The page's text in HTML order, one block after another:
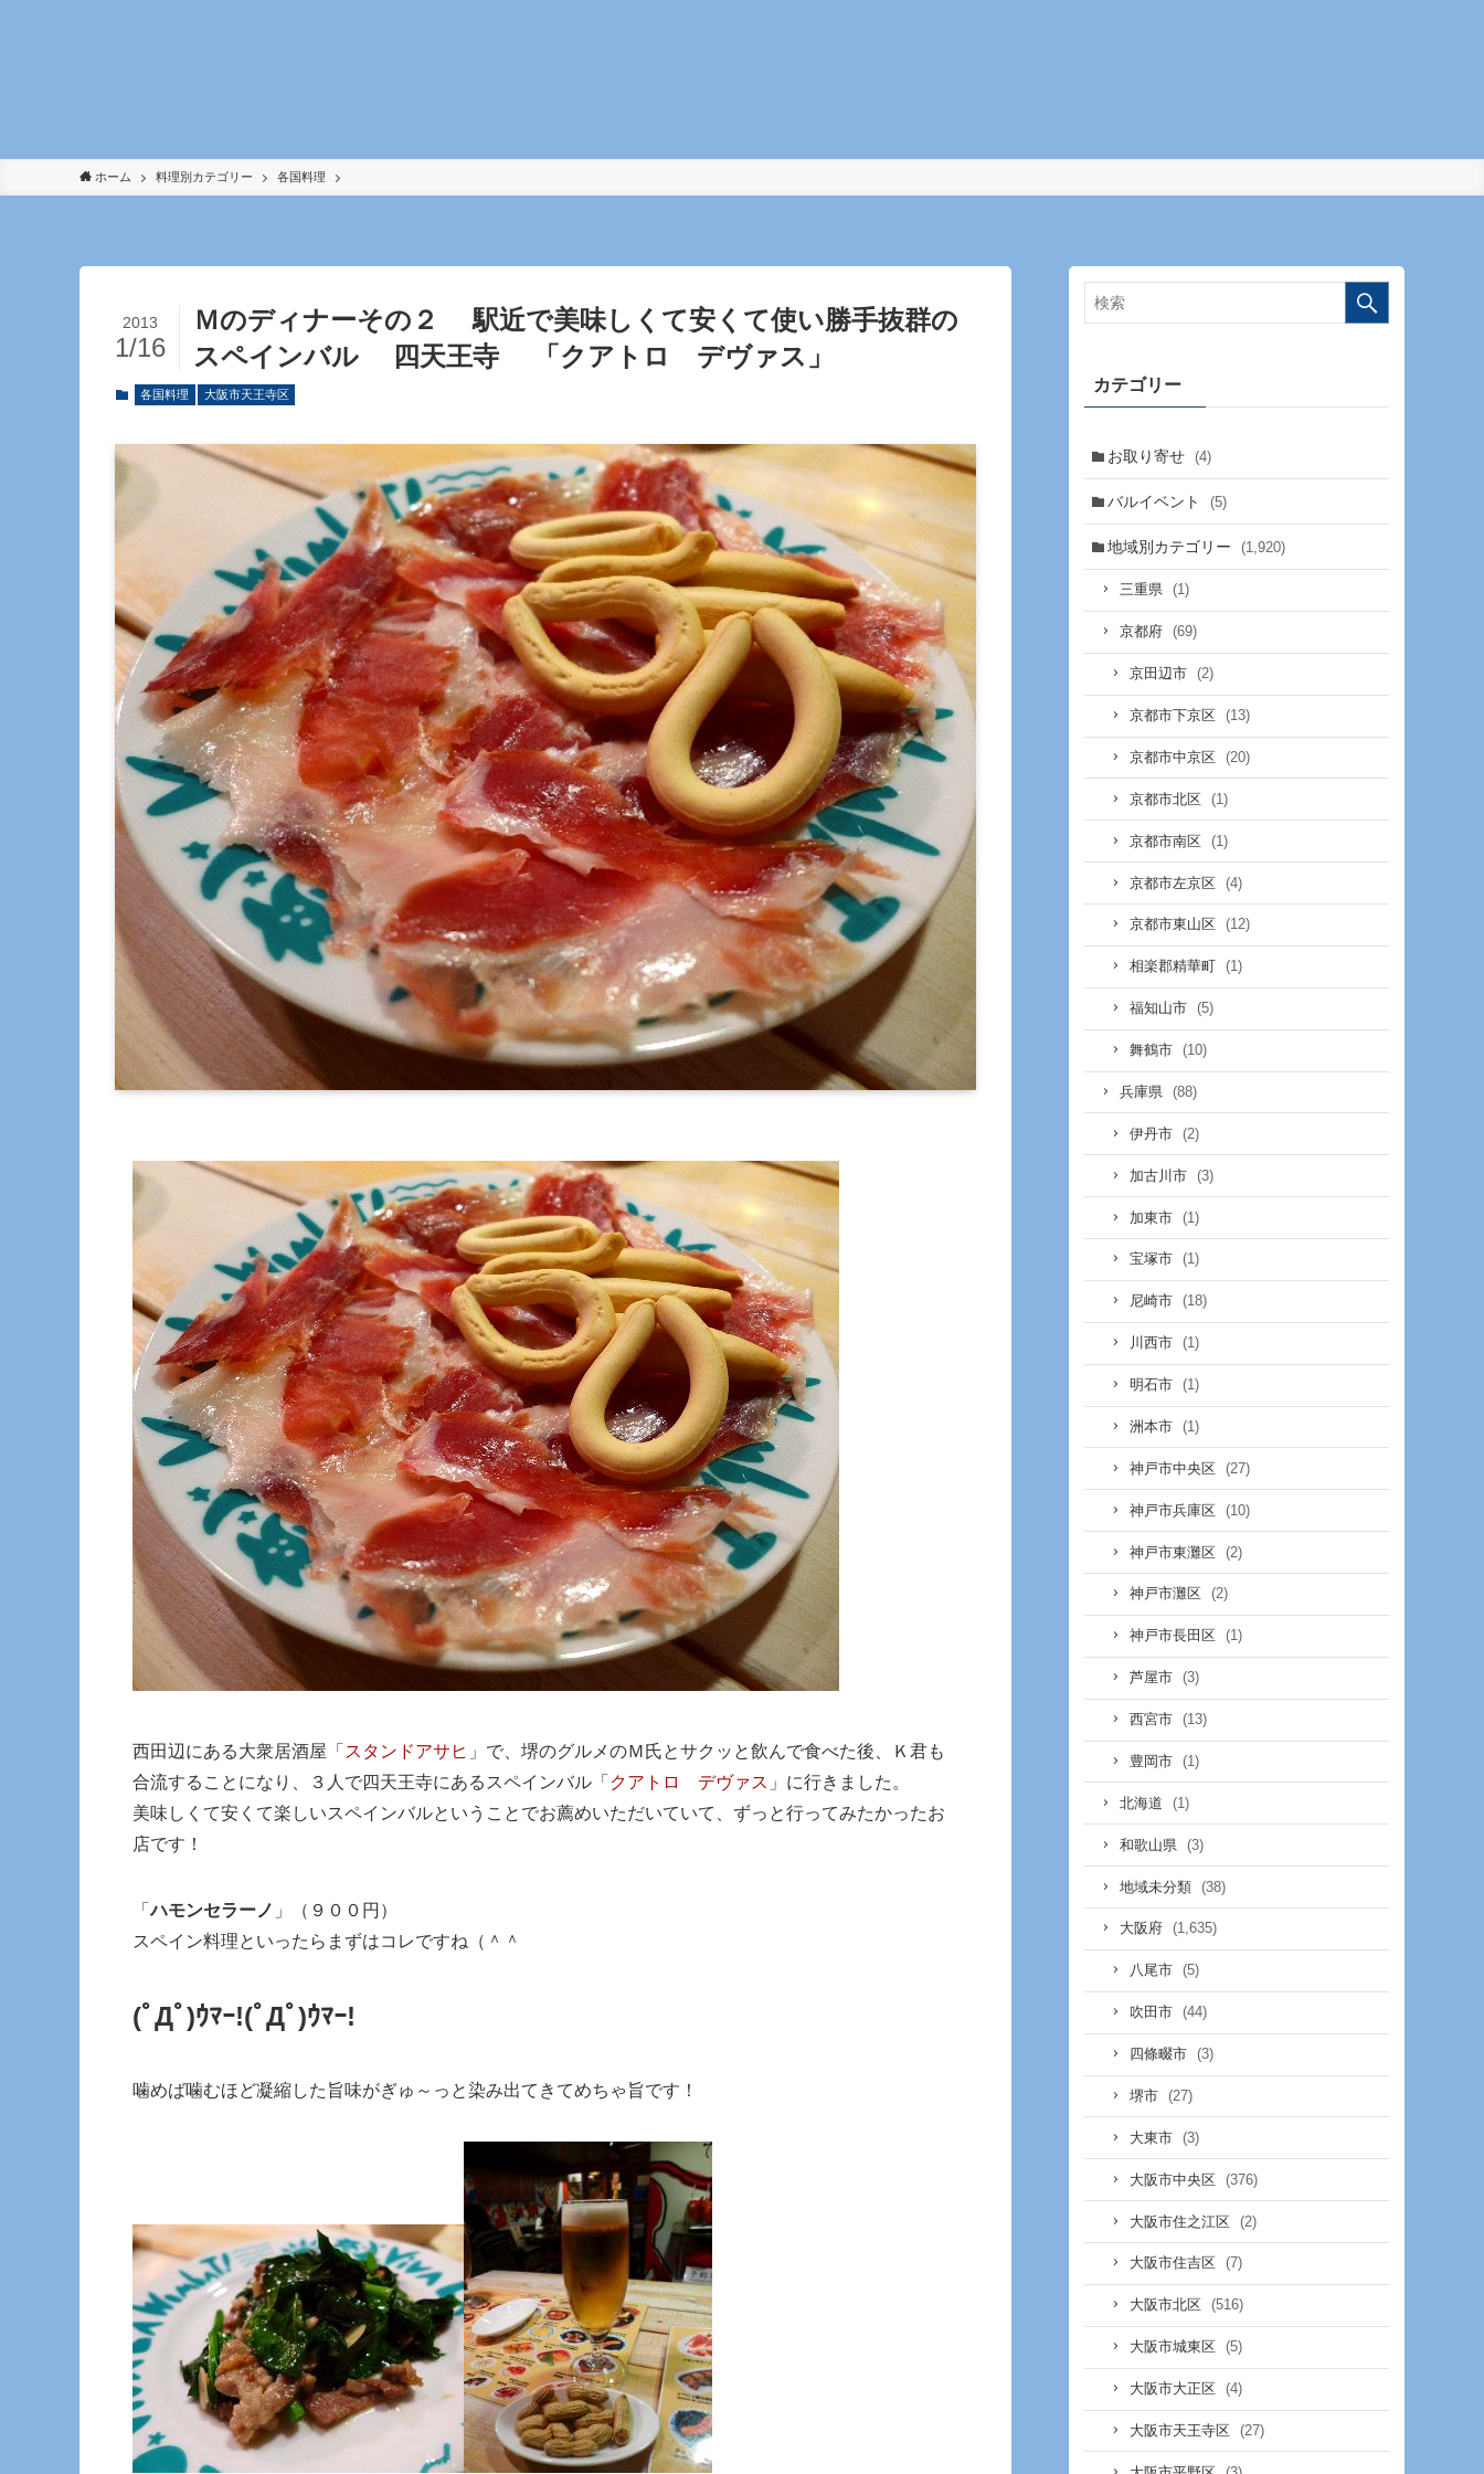
ホーム 料理別カテゴリー 各国料理
Ｍのディナーその２ 駅近で美味しくて安くて使い勝手抜群の
スペインバル 四天王寺 「クアトロ デヴァス」
2013
1/16
各国料理 大阪市天王寺区
西田辺にある大衆居酒屋「 スタンドアサヒ 」で、堺のグルメのＭ氏とサクッと飲んで食べた後、Ｋ君も
合流することになり、３人で四天王寺にあるスペインバル「 クアトロ デヴァス 」に行きました。
美味しくて安くて楽しいスペインバルということでお薦めいただいていて、ずっと行ってみたかったお
店です！
「ハモンセラーノ 」（９００円）
スペイン料理といったらまずはコレですね（＾＾
(ﾟДﾟ)ｳﾏｰ!(ﾟДﾟ)ｳﾏｰ!
噛めば噛むほど凝縮した旨味がぎゅ～っと染み出てきてめちゃ旨です！
カテゴリー
お取り寄せ (4)
バルイベント (5)
地域別カテゴリー (1,920)
三重県 (1)
京都府 (69)
京田辺市 (2)
京都市下京区 (13)
京都市中京区 (20)
京都市北区 (1)
京都市南区 (1)
京都市左京区 (4)
京都市東山区 (12)
相楽郡精華町 (1)
福知山市 (5)
舞鶴市 (10)
兵庫県 (88)
伊丹市 (2)
加古川市 (3)
加東市 (1)
宝塚市 (1)
尼崎市 (18)
川西市 (1)
明石市 (1)
洲本市 (1)
神戸市中央区 (27)
神戸市兵庫区 (10)
神戸市東灘区 (2)
神戸市灘区 (2)
神戸市長田区 (1)
芦屋市 (3)
西宮市 (13)
豊岡市 (1)
北海道 (1)
和歌山県 (3)
地域未分類 (38)
大阪府 (1,635)
八尾市 (5)
吹田市 (44)
四條畷市 (3)
堺市 (27)
大東市 (3)
大阪市中央区 (376)
大阪市住之江区 (2)
大阪市住吉区 (7)
大阪市北区 (516)
大阪市城東区 (5)
大阪市大正区 (4)
大阪市天王寺区 (27)